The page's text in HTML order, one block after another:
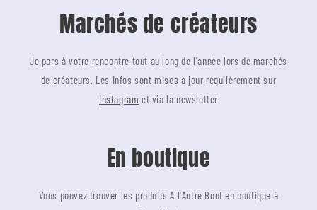
Marchés de créateurs
Je pars à votre rencontre tout au long de l'année lors de marchés
de créateurs. Les infos sont mises à jour régulièrement sur
Instagram et via la newsletter
En boutique
Vous pouvez trouver les produits A l'Autre Bout en boutique à